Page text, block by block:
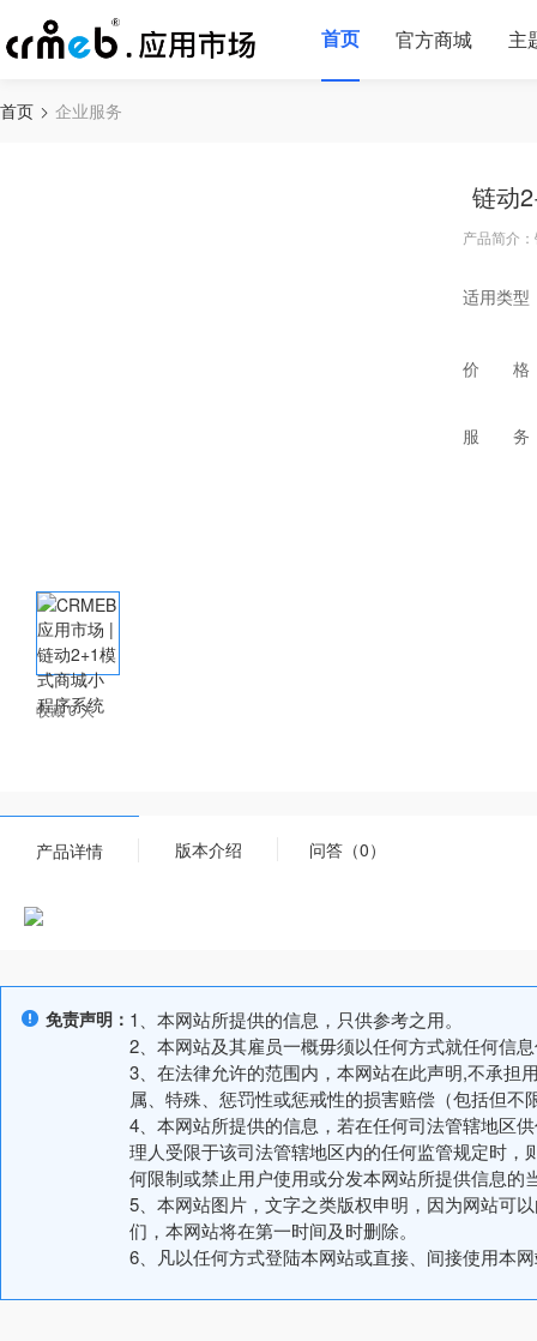
首页 官方商城 主
首页 企业服务
收藏 0 人
链动
产品简介
适用类型
价 格
服 务
产品详情 版本介绍 问答（0）
免责声明： 1、本网站所提供的信息，只供参考之用。
2、本网站及其雇员一概毋须以任何方式就任何信
3、在法律允许的范围内，本网站在此声明,不承担
属、特殊、惩罚性或惩戒性的损害赔偿（包括但
4、本网站所提供的信息，若在任何司法管辖地区
理人受限于该司法管辖地区内的任何监管规定时
何限制或禁止用户使用或分发本网站所提供信息的
5、本网站图片，文字之类版权申明，因为网站可
们，本网站将在第一时间及时删除。
6、凡以任何方式登陆本网站或直接、间接使用本